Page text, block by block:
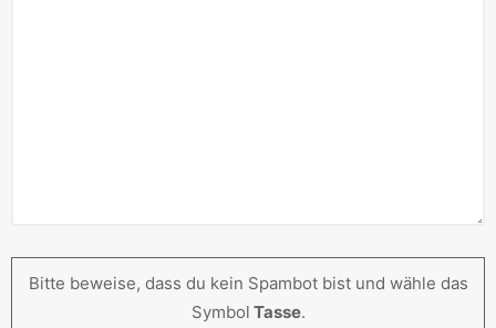
Bitte beweise, dass du kein Spambot bist und wähle das
Symbol Tasse.